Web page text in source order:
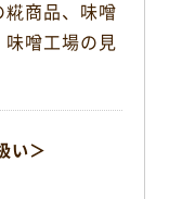
糀商品、味噌
味噌工場の見
い＞